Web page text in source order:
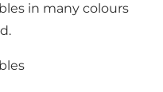
in many colours